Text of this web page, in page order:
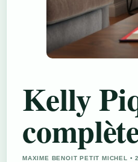
Kelly
MAXIME BENOIT PETIT MICHEL •